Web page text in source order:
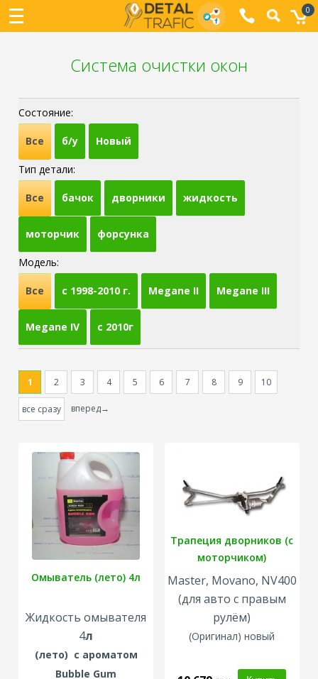
0
Система очистки окон
Состояние:
Все б/у Новый
Тип детали:
Все бачок дворники жидкость
моторчик форсунка
Модель:
Все c 1998-2010 г. Megane II Megane III
Megane IV с 2010г
1 2 3 4 5 6 7 8 9 10
все сразу вперед→
Омыватель (лето) 4л
Жидкость омывателя
4л
(лето) с ароматом
Bubble Gum
Трапеция дворников (с
моторчиком)
Master, Movano, NV400
(для авто с правым
рулём)
(Оригинал) новый